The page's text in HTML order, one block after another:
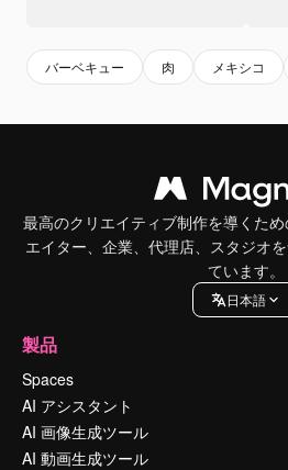
バーベキュー 肉 メキシコ
最高のクリエイティブ制作を導くた
エイター、企業、代理店、スタジオ
ています。
日本語
製品
Spaces
AI アシスタント
AI 画像生成ツール
AI 動画生成ツール